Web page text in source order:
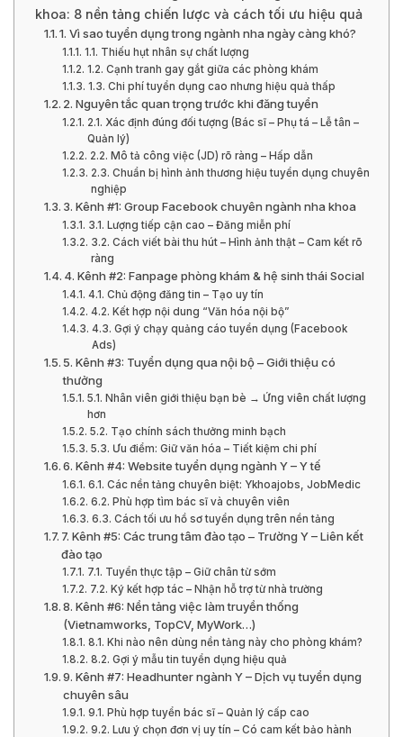
khoa: 8 nền tảng chiến lược và cách tối ưu hiệu quả
1. Vì sao tuyển dụng trong ngành nha ngày càng khó?
1.1. Thiếu hụt nhân sự chất lượng
1.2. Cạnh tranh gay gắt giữa các phòng khám
1.3. Chi phí tuyển dụng cao nhưng hiệu quả thấp
2. Nguyên tắc quan trọng trước khi đăng tuyển
2.1. Xác định đúng đối tượng (Bác sĩ – Phụ tá – Lễ tân –
Quản lý)
2.2. Mô tả công việc (JD) rõ ràng – Hấp dẫn
2.3. Chuẩn bị hình ảnh thương hiệu tuyển dụng chuyên
nghiệp
3. Kênh #1: Group Facebook chuyên ngành nha khoa
3.1. Lượng tiếp cận cao – Đăng miễn phí
3.2. Cách viết bài thu hút – Hình ảnh thật – Cam kết rõ
ràng
4. Kênh #2: Fanpage phòng khám & hệ sinh thái Social
4.1. Chủ động đăng tin – Tạo uy tín
4.2. Kết hợp nội dung “Văn hóa nội bộ”
4.3. Gợi ý chạy quảng cáo tuyển dụng (Facebook
Ads)
5. Kênh #3: Tuyển dụng qua nội bộ – Giới thiệu có
thưởng
5.1. Nhân viên giới thiệu bạn bè → Ứng viên chất lượng
hơn
5.2. Tạo chính sách thưởng minh bạch
5.3. Ưu điểm: Giữ văn hóa – Tiết kiệm chi phí
6. Kênh #4: Website tuyển dụng ngành Y – Y tế
6.1. Các nền tảng chuyên biệt: Ykhoajobs, JobMedic
6.2. Phù hợp tìm bác sĩ và chuyên viên
6.3. Cách tối ưu hồ sơ tuyển dụng trên nền tảng
7. Kênh #5: Các trung tâm đào tạo – Trường Y – Liên kết
đào tạo
7.1. Tuyển thực tập – Giữ chân từ sớm
7.2. Ký kết hợp tác – Nhận hỗ trợ từ nhà trường
8. Kênh #6: Nền tảng việc làm truyền thống
(Vietnamworks, TopCV, MyWork…)
8.1. Khi nào nên dùng nền tảng này cho phòng khám?
8.2. Gợi ý mẫu tin tuyển dụng hiệu quả
9. Kênh #7: Headhunter ngành Y – Dịch vụ tuyển dụng
chuyên sâu
9.1. Phù hợp tuyển bác sĩ – Quản lý cấp cao
9.2. Lưu ý chọn đơn vị uy tín – Có cam kết bảo hành